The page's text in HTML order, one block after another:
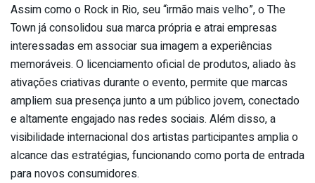
Assim como o Rock in Rio, seu “irmão mais velho”, o The
Town já consolidou sua marca própria e atrai empresas
interessadas em associar sua imagem a experiências
memoráveis. O licenciamento oficial de produtos, aliado às
ativações criativas durante o evento, permite que marcas
ampliem sua presença junto a um público jovem, conectado
e altamente engajado nas redes sociais. Além disso, a
visibilidade internacional dos artistas participantes amplia o
alcance das estratégias, funcionando como porta de entrada
para novos consumidores.